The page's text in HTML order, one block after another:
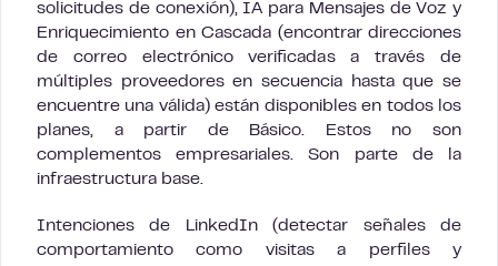
solicitudes de conexión), IA para Mensajes de Voz y
Enriquecimiento en Cascada (encontrar direcciones
de correo electrónico verificadas a través de
múltiples proveedores en secuencia hasta que se
encuentre una válida) están disponibles en todos los
planes, a partir de Básico. Estos no son
complementos empresariales. Son parte de la
infraestructura base.
Intenciones de LinkedIn (detectar señales de
comportamiento como visitas a perfiles y